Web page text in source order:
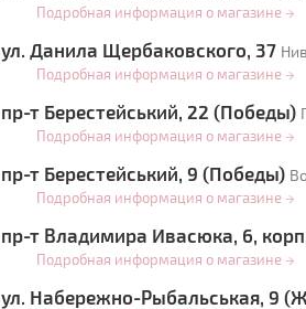
Подробная информация о магазине →
ул. Данила Щербаковского, 37
Подробная информация о магазине →
пр-т Берестейський, 22 (Победы)
Подробная информация о магазине →
пр-т Берестейський, 9 (Победы)
Подробная информация о магазине →
пр-т Владимира Ивасюка, 6,
Подробная информация о магазине →
ул. Набережно-Рыбальськая, 9